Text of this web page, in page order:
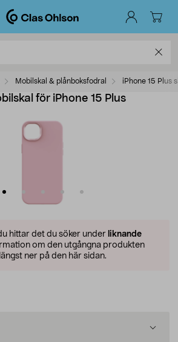
Mobilskal & plånboksfodral iPhone 15 Plus
för iPhone 15 Plus
hittar det du söker under liknande
om den utgångna produkten
ner på den här sidan.